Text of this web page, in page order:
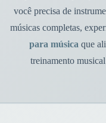
você precisa de
músicas completas,
para música que
treinamento